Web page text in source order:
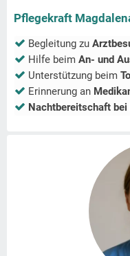
Pflegekraft
Begleitung zu
Hilfe beim An- und
Unterstützung beim
Erinnerung an
Nachtbereitschaft bei